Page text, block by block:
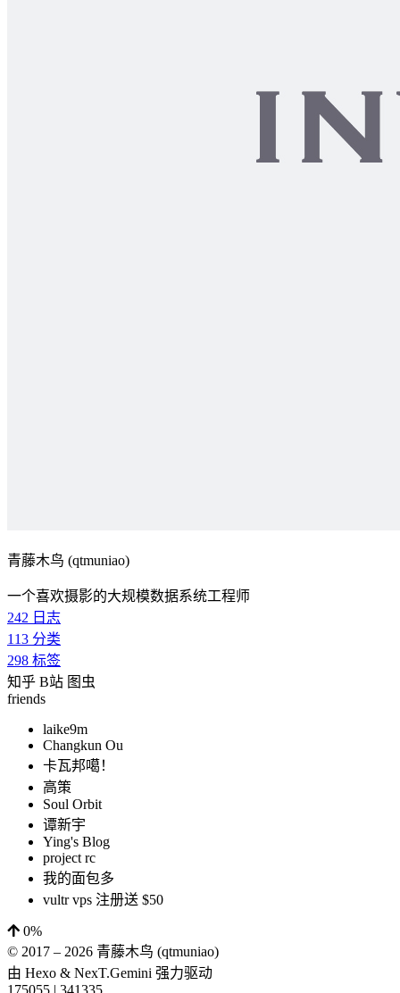
青藤木鸟 (qtmuniao)
一个喜欢摄影的大规模数据系统工程师
242 日志
113 分类
298 标签
知乎 B站 图虫
friends
laike9m
Changkun Ou
卡瓦邦噶！
高策
Soul Orbit
谭新宇
Ying's Blog
project rc
我的面包多
vultr vps 注册送 $50
0%
© 2017 – 2026 青藤木鸟 (qtmuniao)
由 Hexo & NexT.Gemini 强力驱动
175055 | 341335